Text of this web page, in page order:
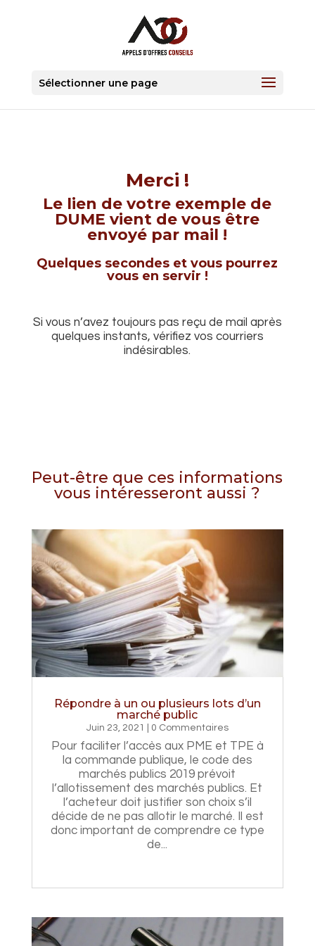
Sélectionner une page
Merci !
Le lien de votre exemple de
DUME vient de vous être
envoyé par mail !
Quelques secondes et vous pourrez
vous en servir !
Si vous n’avez toujours pas reçu de mail après
quelques instants, vérifiez vos courriers
indésirables.
Peut-être que ces informations
vous intéresseront aussi ?
Répondre à un ou plusieurs lots d’un
marché public
Juin 23, 2021 | 0 Commentaires
Pour faciliter l’accès aux PME et TPE à
la commande publique, le code des
marchés publics 2019 prévoit
l’allotissement des marchés publics. Et
l’acheteur doit justifier son choix s’il
décide de ne pas allotir le marché. Il est
donc important de comprendre ce type
de...